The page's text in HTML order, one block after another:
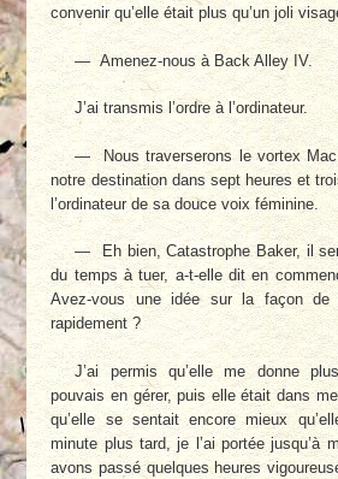
convenir qu’elle était plus qu’un joli
— Amenez-nous à Back Alley IV.
J’ai transmis l’ordre à l’ordinateur.
— Nous traverserons le vortex
notre destination dans sept heures et
l’ordinateur de sa douce voix féminine.
— Eh bien, Catastrophe Baker, il
du temps à tuer, a-t-elle dit en
Avez-vous une idée sur la façon de
rapidement ?
J’ai permis qu’elle me donne
pouvais en gérer, puis elle était dans
qu’elle se sentait encore mieux
minute plus tard, je l’ai portée jusqu’à
avons passé quelques heures